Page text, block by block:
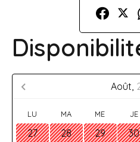
Août,
LU MA ME JE
27 28 29 30